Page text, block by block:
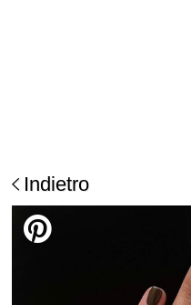
Indietro